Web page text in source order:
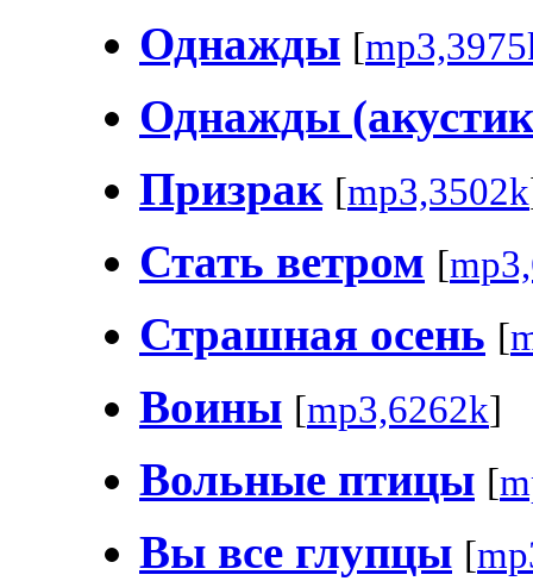
Однажды [
Однажды
Призрак [mp3,3502k
Стать ветром [
Страшная осень [
Воины [mp3,6262k]
Вольные птицы [
Вы все глупцы [